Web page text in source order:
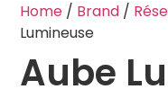
Home / Brand /
Lumineuse
Aube